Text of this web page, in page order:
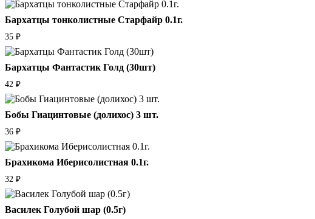
Бархатцы тонколистные Старфайр 0.1г.
35 ₽
Бархатцы Фантастик Голд (30шт)
42 ₽
Бобы Гиацинтовые (долихос) 3 шт.
36 ₽
Брахикома Иберисолистная 0.1г.
32 ₽
Василек Голубой шар (0.5г)